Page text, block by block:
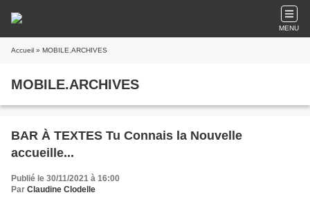
MENU
Accueil » MOBILE.ARCHIVES
MOBILE.ARCHIVES
BAR À TEXTES Tu Connais la Nouvelle
accueille...
Publié le 30/11/2021 à 16:00
Par Claudine Clodelle